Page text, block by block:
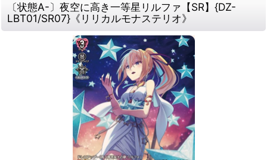
〔状態A-〕夜空に高き一等星リルファ【SR】{DZ-
LBT01/SR07}《リリカルモナステリオ》